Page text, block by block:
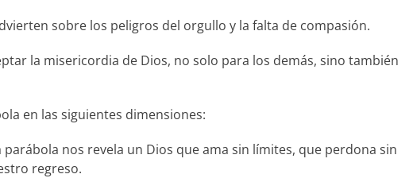
sobre los peligros del orgullo y la falta de compasión.
la misericordia de Dios, no solo para los demás, sino también
en las siguientes dimensiones:
nos revela un Dios que ama sin límites, que perdona sin
regreso.